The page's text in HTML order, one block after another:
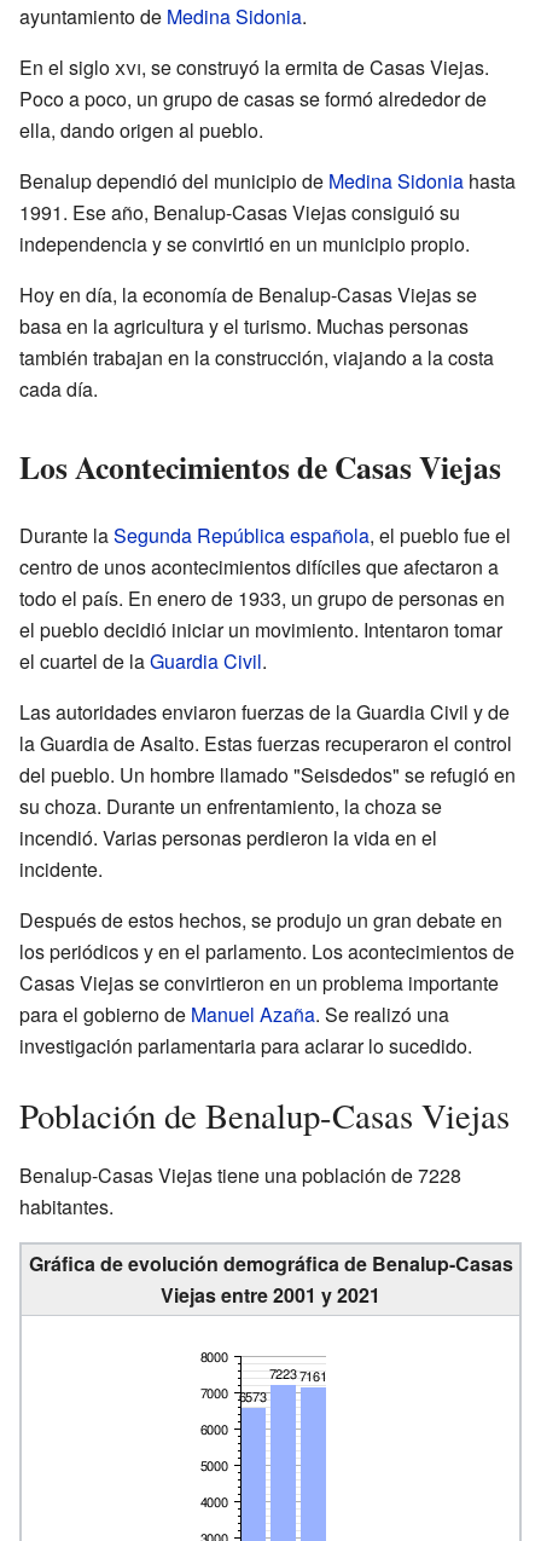
ayuntamiento de Medina Sidonia.
En el sigloxvi, se construyó la ermita de Casas Viejas.
Poco a poco, un grupo de casas se formó alrededor de
ella, dando origen al pueblo.
Benalup dependió del municipio de Medina Sidonia hasta
1991. Ese año, Benalup-Casas Viejas consiguió su
independencia y se convirtió en un municipio propio.
Hoy en día, la economía de Benalup-Casas Viejas se
basa en la agricultura y el turismo. Muchas personas
también trabajan en la construcción, viajando a la costa
cada día.
Los Acontecimientos de Casas Viejas
Durante laSegunda República española, el pueblo fue el
centro de unos acontecimientos difíciles que afectaron a
todo el país. En enero de 1933, un grupo de personas en
el pueblo decidió iniciar un movimiento. Intentaron tomar
el cuartel de laGuardia Civil.
Las autoridades enviaron fuerzas de la Guardia Civil y de
la Guardia de Asalto. Estas fuerzas recuperaron el control
del pueblo. Un hombre llamado "Seisdedos" se refugió en
su choza. Durante un enfrentamiento, la choza se
incendió. Varias personas perdieron la vida en el
incidente.
Después de estos hechos, se produjo un gran debate en
los periódicos y en el parlamento. Los acontecimientos de
Casas Viejas se convirtieron en un problema importante
para el gobierno de Manuel Azaña. Se realizó una
investigación parlamentaria para aclarar lo sucedido.
Población de Benalup-Casas Viejas
Benalup-Casas Viejas tiene una población de 7228
habitantes.
Gráfica de evolución demográfica de Benalup-Casas
Viejas entre 2001 y 2021